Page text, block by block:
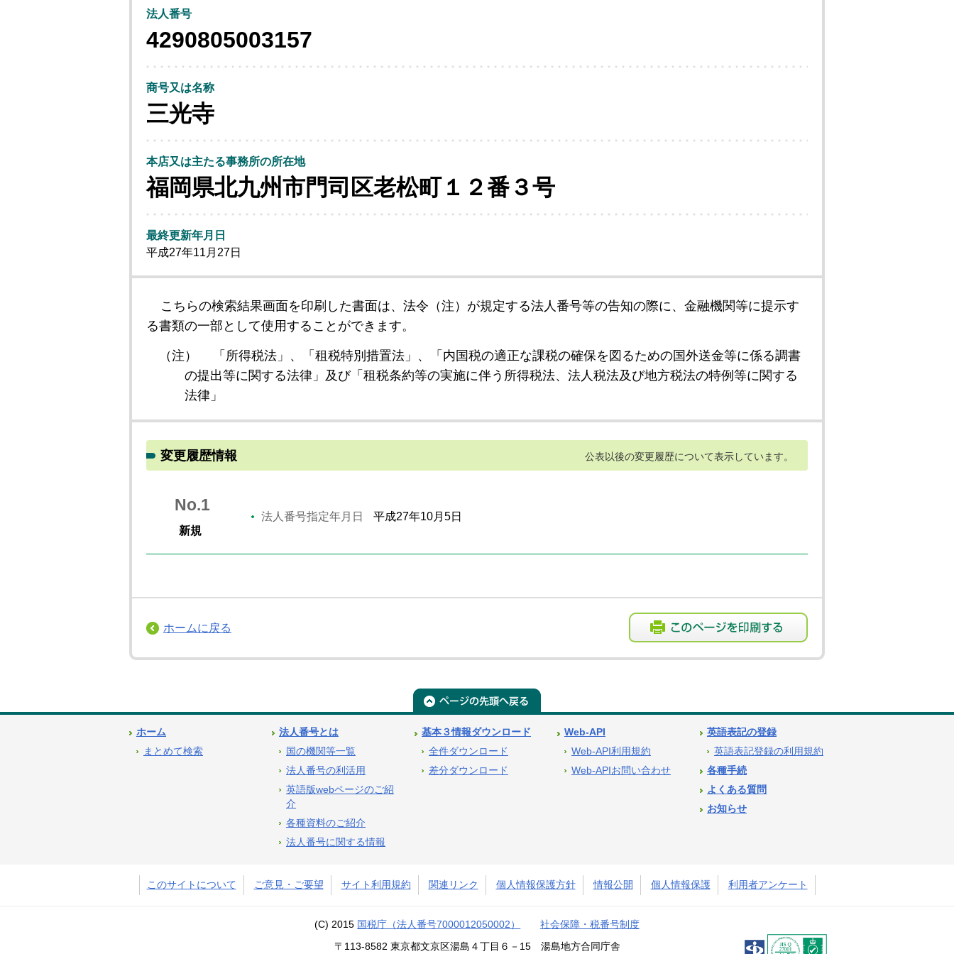
法人番号
4290805003157
商号又は名称
三光寺
本店又は主たる事務所の所在地
福岡県北九州市門司区老松町１２番３号
最終更新年月日
平成27年11月27日
こちらの検索結果画面を印刷した書面は、法令（注）が規定する法人番号等の告知の際に、金融機関等に提示す
る書類の一部として使用することができます。
（注）
「所得税法」、「租税特別措置法」、「内国税の適正な課税の確保を図るための国外送金等に係る調書
の提出等に関する法律」及び「租税条約等の実施に伴う所得税法、法人税法及び地方税法の特例等に関する
法律」
変更履歴情報 公表以後の変更履歴について表示しています。
No.1
新規
法人番号指定年月日 平成27年10月5日
ホームに戻る
ホーム
まとめて検索
法人番号とは
国の機関等一覧
法人番号の利活用
英語版webページのご紹
介
各種資料のご紹介
法人番号に関する情報
基本３情報ダウンロード
全件ダウンロード
差分ダウンロード
Web-API
Web-API利用規約
Web-APIお問い合わせ
英語表記の登録
英語表記登録の利用規約
各種手続
よくある質問
お知らせ
このサイトについて ご意見・ご要望 サイト利用規約 関連リンク 個人情報保護方針 情報公開 個人情報保護 利用者アンケート
(C) 2015 国税庁（法人番号7000012050002） 社会保障・税番号制度
〒113-8582 東京都文京区湯島４丁目６－15 湯島地方合同庁舎